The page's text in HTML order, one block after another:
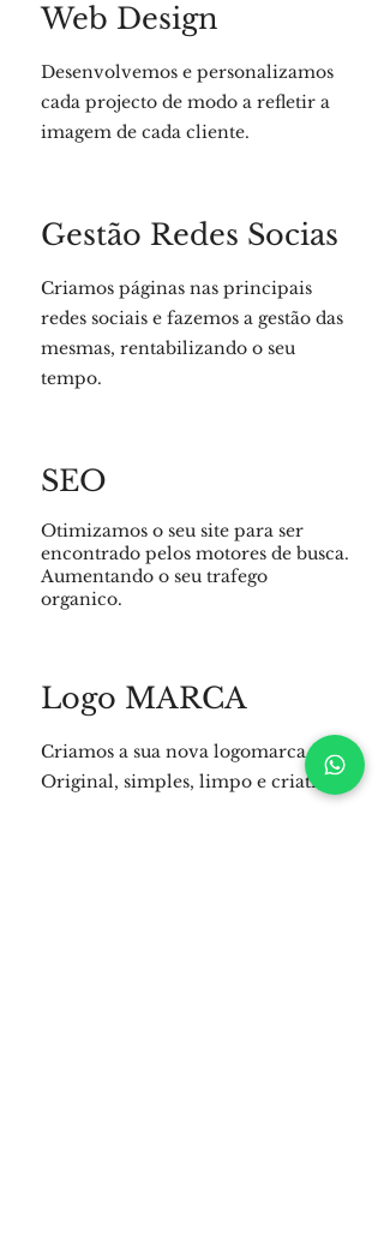
Web Design
Desenvolvemos e personalizamos
cada projecto de modo a refletir a
imagem de cada cliente.
Gestão Redes Socias
Criamos páginas nas principais
redes sociais e fazemos a gestão das
mesmas, rentabilizando o seu
tempo.
SEO
Otimizamos o seu site para ser
encontrado pelos motores de busca.
Aumentando o seu trafego
organico.
Logo MARCA
Criamos a sua nova logomarca.
Original, simples, limpo e criativo.